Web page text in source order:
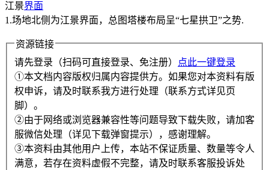
江景界面
1.场地北侧为江景界面，总图塔楼布局呈“七星拱卫”之势.
资源链接
请先登录（扫码可直接登录、免注册）
点此一键登录
①本文档内容版权归属内容提供方。如果您对本资料有版
权申诉，请及时联系我方进行处理（联系方式详见页
脚）。
②由于网络或浏览器兼容性等问题导致下载失败，请加客
服微信处理（详见下载弹窗提示），感谢理解。
③本资料由其他用户上传，本站不保证质量、数量等令人
满意，若存在资料虚假不完整，请及时联系客服投诉处